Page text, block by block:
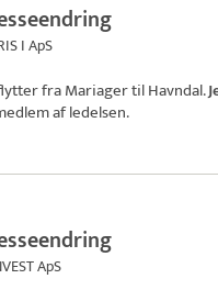
I ApS
fra Mariager til Havndal.
af ledelsen.
ApS